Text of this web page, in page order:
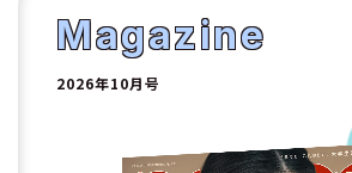
2
Magazine
2026年10月号